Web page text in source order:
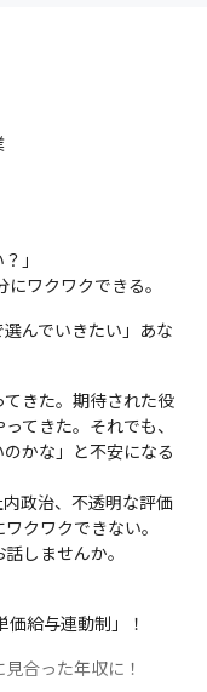
」
ワクワクできる。
んでいきたい」あな
きた。期待された役
てきた。それでも、
かな」と不安になる
政治、不透明な評価
クワクできない。
しませんか。
給与連動制」！
合った年収に！